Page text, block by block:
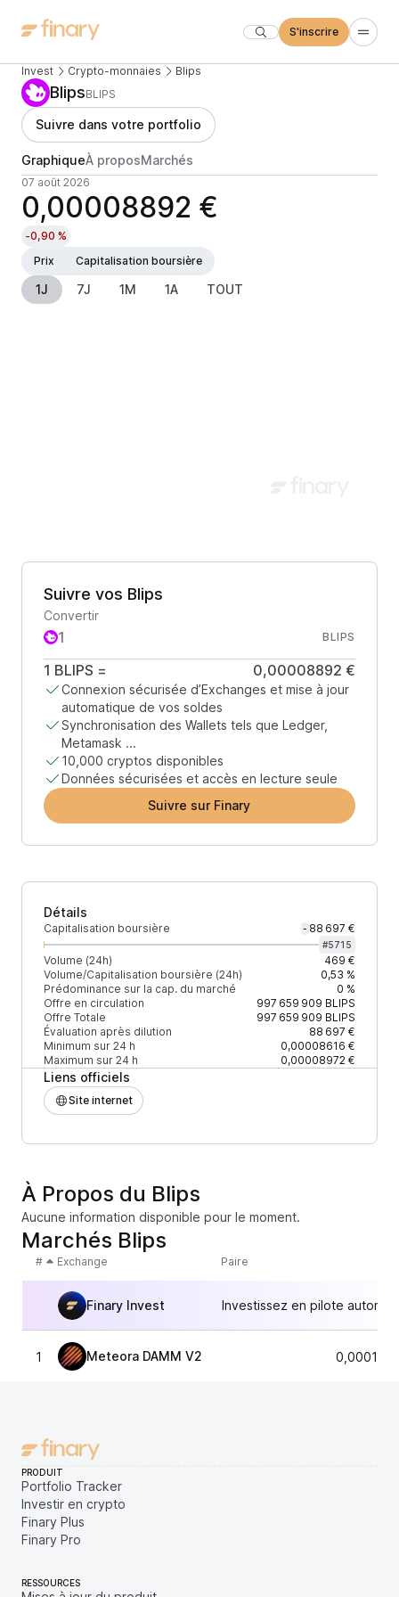
S'inscrire
Invest Crypto-monnaies Blips
BlipsBLIPS
Suivre dans votre portfolio
GraphiqueÀ proposMarchés
07 août 2026
0,00008892 €
-0,90 %
Prix
Capitalisation boursière
1J 7J 1M 1A TOUT
Suivre vos Blips
Convertir
BLIPS
1 BLIPS = 0,00008892 €
Connexion sécurisée d’Exchanges et mise à jour
automatique de vos soldes
Synchronisation des Wallets tels que Ledger,
Metamask ...
10,000 cryptos disponibles
Données sécurisées et accès en lecture seule
Suivre sur Finary
Détails
Capitalisation boursière - 88 697 €
#5715
Volume (24h)
469 €
Volume/Capitalisation boursière (24h)
0,53 %
Prédominance sur la cap. du marché
0 %
Offre en circulation
997 659 909 BLIPS
Offre Totale
997 659 909 BLIPS
Évaluation après dilution
88 697 €
Minimum sur 24 h
0,00008616 €
Maximum sur 24 h
0,00008972 €
Liens officiels
Site internet
À Propos du Blips
Aucune information disponible pour le moment.
Marchés Blips
# Exchange Paire
Finary Invest Investissez en pilote
1 Meteora DAMM V2
PRODUIT
Portfolio Tracker
Investir en crypto
Finary Plus
Finary Pro
RESSOURCES